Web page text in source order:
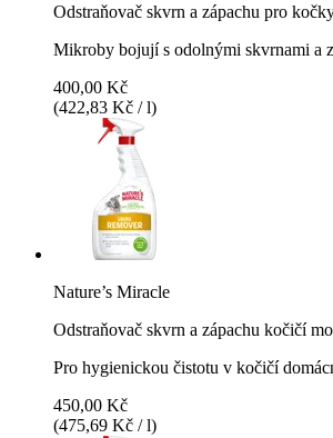
Odstraňovač skvrn a zápachu pro
Mikroby bojují s odolnými skvrnami a
400,00 Kč
(422,83 Kč / l)
Nature’s Miracle
Odstraňovač skvrn a zápachu kočičí
Pro hygienickou čistotu v kočičí
450,00 Kč
(475,69 Kč / l)